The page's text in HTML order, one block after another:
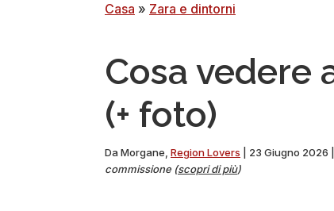
Casa » Zara e dintorni
Cosa vedere
(+ foto)
Da Morgane Region Lovers 23 Giugno 2026
commissione (scopri di più)